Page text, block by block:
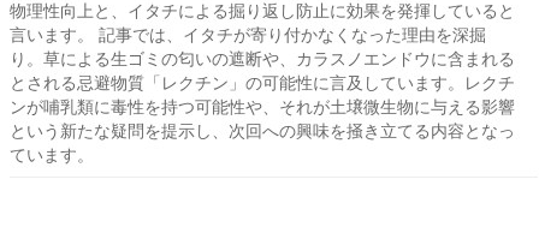
物理性向上と、イタチによる掘り返し防止に効果を発揮していると
言います。 記事では、イタチが寄り付かなくなった理由を深掘
り。草による生ゴミの匂いの遮断や、カラスノエンドウに含まれる
とされる忌避物質「レクチン」の可能性に言及しています。レクチ
ンが哺乳類に毒性を持つ可能性や、それが土壌微生物に与える影響
という新たな疑問を提示し、次回への興味を掻き立てる内容となっ
ています。